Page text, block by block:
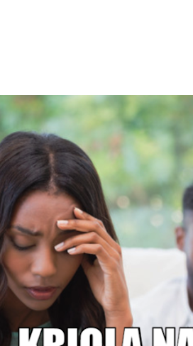
"Com 16 anos fui para cama
com o Presidente "
LER MAIS